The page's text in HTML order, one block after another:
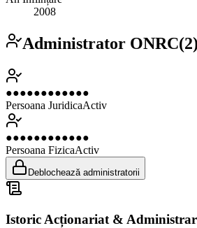
2008
Administrator ONRC(2)
●●●●●●●●●●●●
Persoana JuridicaActiv
●●●●●●●●●●●●
Persoana FizicaActiv
Deblochează administratorii
Istoric Acționariat &